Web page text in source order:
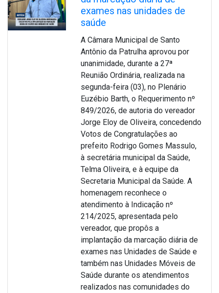
exames nas unidades de
saúde
A Câmara Municipal de Santo
Antônio da Patrulha aprovou por
unanimidade, durante a 27ª
Reunião Ordinária, realizada na
segunda-feira (03), no Plenário
Euzébio Barth, o Requerimento nº
849/2026, de autoria do vereador
Jorge Eloy de Oliveira, concedendo
Votos de Congratulações ao
prefeito Rodrigo Gomes Massulo,
à secretária municipal da Saúde,
Telma Oliveira, e à equipe da
Secretaria Municipal da Saúde. A
homenagem reconhece o
atendimento à Indicação nº
214/2025, apresentada pelo
vereador, que propôs a
implantação da marcação diária de
exames nas Unidades de Saúde e
também nas Unidades Móveis de
Saúde durante os atendimentos
realizados nas comunidades do